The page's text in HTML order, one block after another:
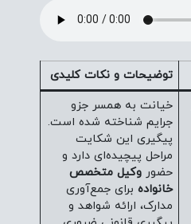
توضیحات و نکات کلیدی
خیانت به همسر جزو
جرایم شناخته شده است.
پیگیری این شکایت
مراحل پیچیده‌ای دارد و
حضوروکیل متخصص
خانواده برای جمع‌آوری
مدارک، ارائه شواهد و